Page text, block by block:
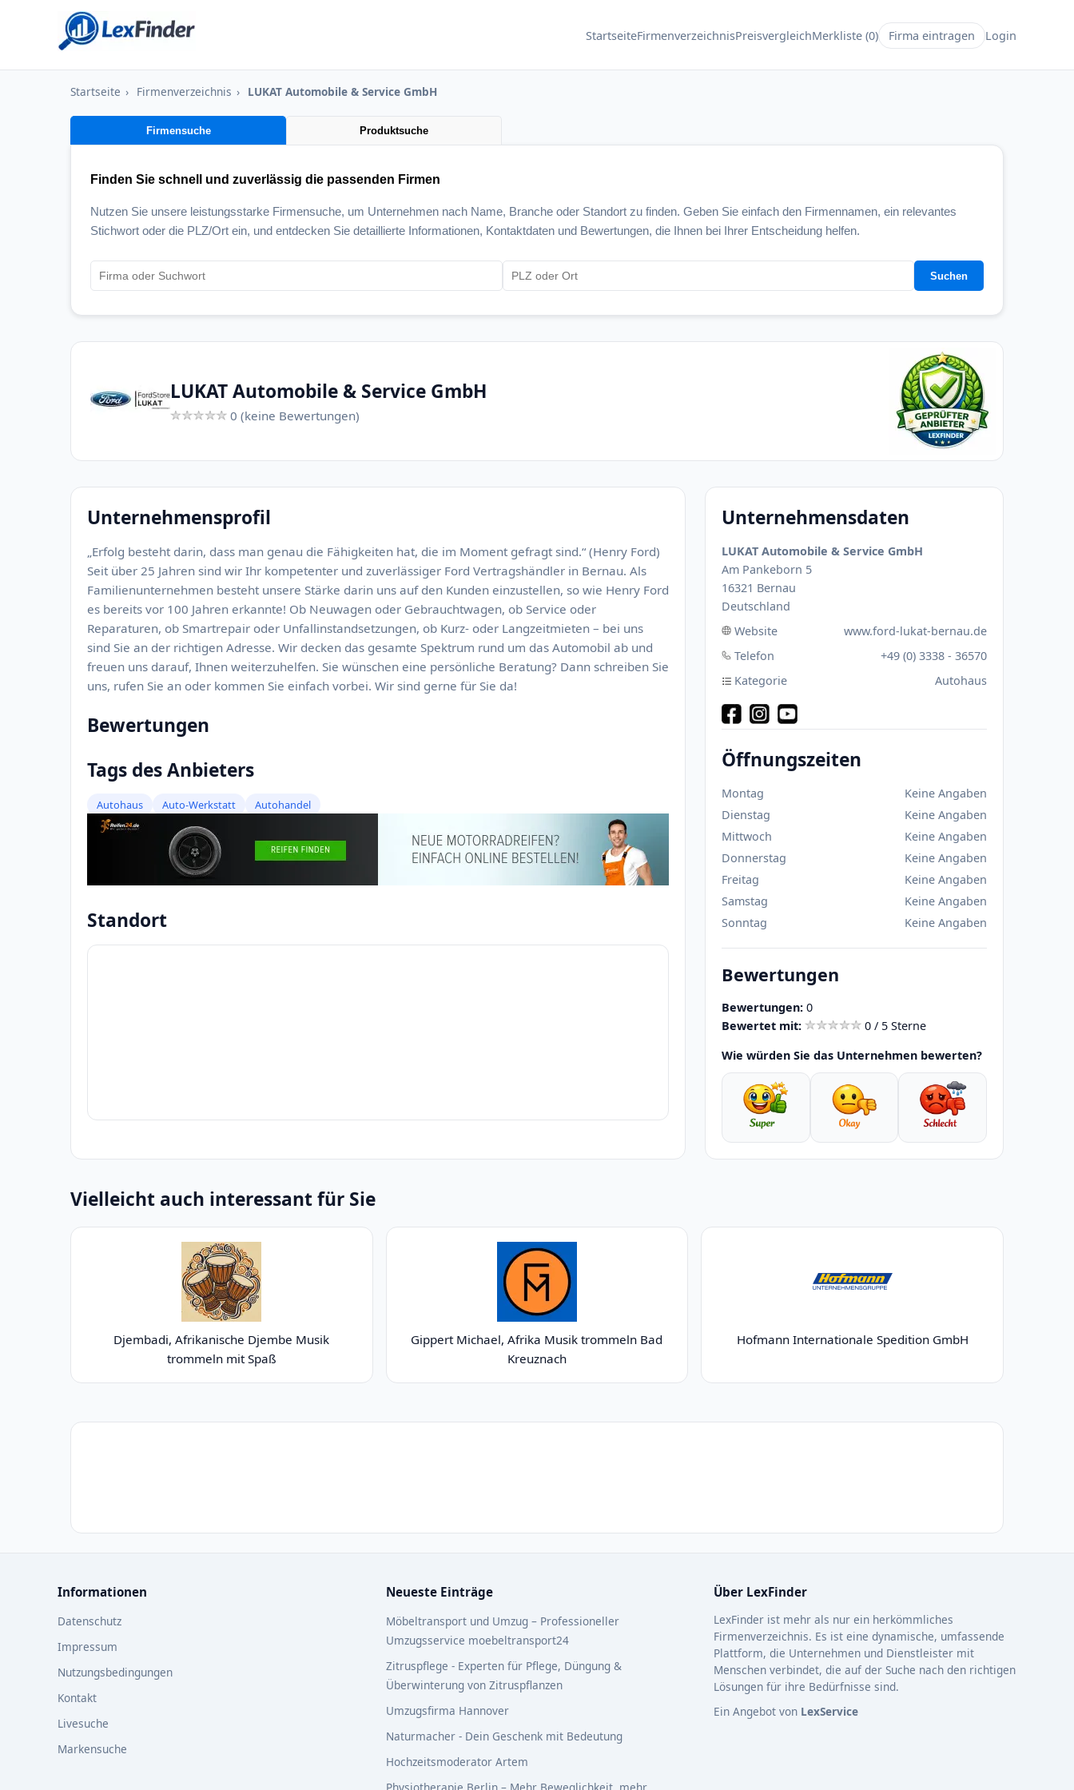
StartseiteFirmenverzeichnisPreisvergleichMerkliste (0) Firma eintragen Login
Startseite › Firmenverzeichnis › LUKAT Automobile & Service GmbH
Firmensuche Produktsuche
Finden Sie schnell und zuverlässig die passenden Firmen
Nutzen Sie unsere leistungsstarke Firmensuche, um Unternehmen nach Name, Branche oder Standort zu finden. Geben Sie einfach den Firmennamen, ein relevantes
Stichwort oder die PLZ/Ort ein, und entdecken Sie detaillierte Informationen, Kontaktdaten und Bewertungen, die Ihnen bei Ihrer Entscheidung helfen.
Suchen
LUKAT Automobile & Service GmbH
0 (keine Bewertungen)
Unternehmensprofil
„Erfolg besteht darin, dass man genau die Fähigkeiten hat, die im Moment gefragt sind.“ (Henry Ford)
Seit über 25 Jahren sind wir Ihr kompetenter und zuverlässiger Ford Vertragshändler in Bernau. Als
Familienunternehmen besteht unsere Stärke darin uns auf den Kunden einzustellen, so wie Henry Ford
es bereits vor 100 Jahren erkannte! Ob Neuwagen oder Gebrauchtwagen, ob Service oder
Reparaturen, ob Smartrepair oder Unfallinstandsetzungen, ob Kurz- oder Langzeitmieten – bei uns
sind Sie an der richtigen Adresse. Wir decken das gesamte Spektrum rund um das Automobil ab und
freuen uns darauf, Ihnen weiterzuhelfen. Sie wünschen eine persönliche Beratung? Dann schreiben Sie
uns, rufen Sie an oder kommen Sie einfach vorbei. Wir sind gerne für Sie da!
Bewertungen
Tags des Anbieters
Autohaus Auto-Werkstatt Autohandel
Standort
Unternehmensdaten
LUKAT Automobile & Service GmbH
Am Pankeborn 5
16321 Bernau
Deutschland
Website
www.ford-lukat-bernau.de
Telefon
+49 (0) 3338 - 36570
Kategorie
Autohaus
Öffnungszeiten
Montag
Keine Angaben
Dienstag
Keine Angaben
Mittwoch
Keine Angaben
Donnerstag
Keine Angaben
Freitag
Keine Angaben
Samstag
Keine Angaben
Sonntag
Keine Angaben
Bewertungen
Bewertungen: 0
Bewertet mit:
0 / 5 Sterne
Wie würden Sie das Unternehmen bewerten?
Vielleicht auch interessant für Sie
Djembadi, Afrikanische Djembe Musik
trommeln mit Spaß
Gippert Michael, Afrika Musik trommeln Bad
Kreuznach
Hofmann Internationale Spedition GmbH
Informationen
Datenschutz
Impressum
Nutzungsbedingungen
Kontakt
Livesuche
Markensuche
Neueste Einträge
Möbeltransport und Umzug – Professioneller
Umzugsservice moebeltransport24
Zitruspflege - Experten für Pflege, Düngung &
Überwinterung von Zitruspflanzen
Umzugsfirma Hannover
Naturmacher - Dein Geschenk mit Bedeutung
Hochzeitsmoderator Artem
Über LexFinder
LexFinder ist mehr als nur ein herkömmliches
Firmenverzeichnis. Es ist eine dynamische, umfassende
Plattform, die Unternehmen und Dienstleister mit
Menschen verbindet, die auf der Suche nach den richtigen
Lösungen für ihre Bedürfnisse sind.
Ein Angebot von LexService